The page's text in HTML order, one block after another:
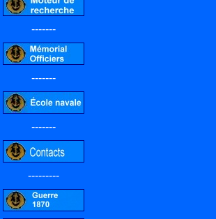
-------
-------
-------
---------